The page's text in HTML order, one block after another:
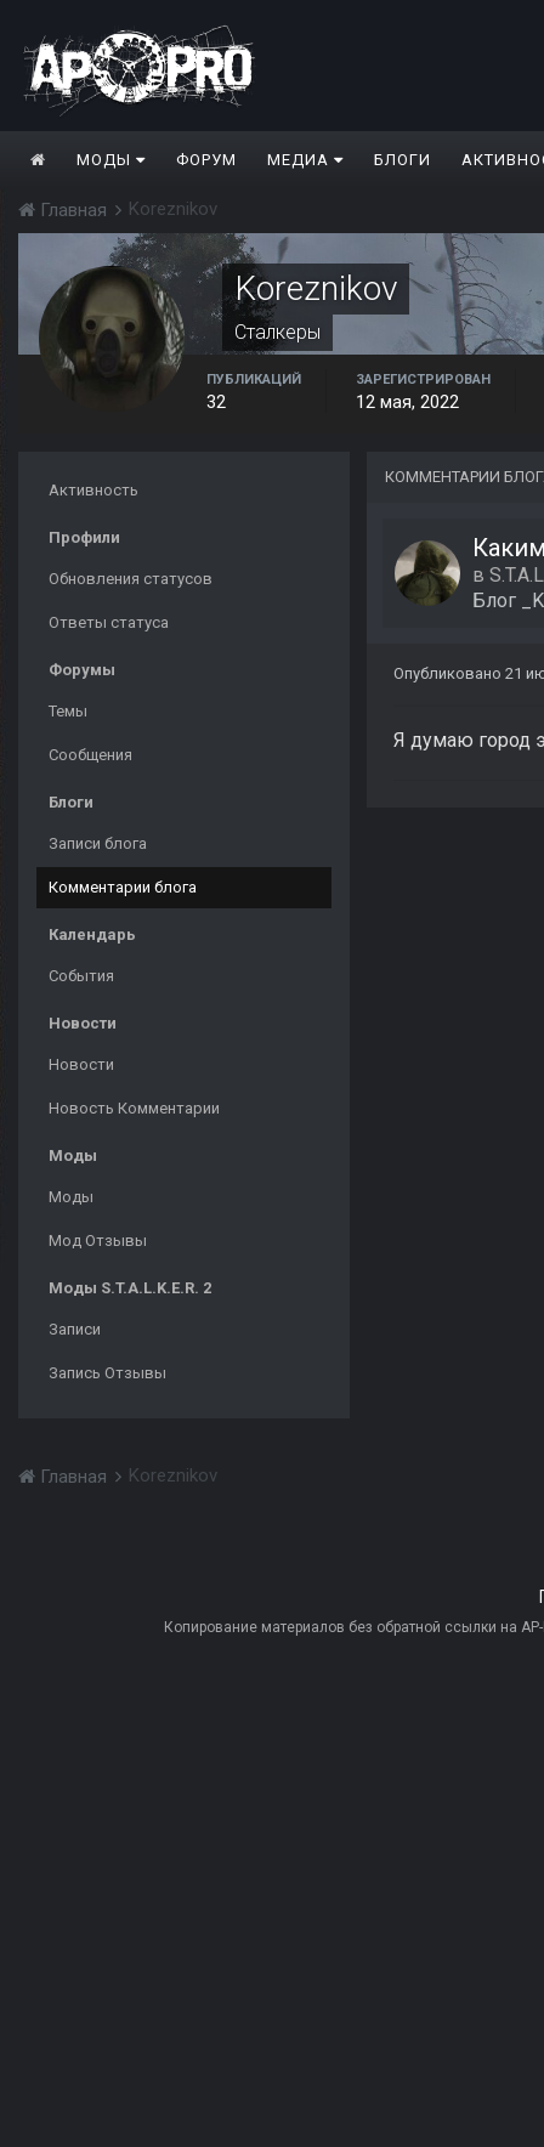
МОДЫ ФОРУМ МЕДИА БЛОГИ
Главная Koreznikov
Koreznikov
Сталкеры
ПУБЛИКАЦИЙ
32
ЗАРЕГИСТРИРОВАН
12 мая, 2022
Активность
Профили
Обновления статусов
Ответы статуса
Форумы
Темы
Сообщения
Блоги
Записи блога
Комментарии блога
Календарь
События
Новости
Новости
Новость Комментарии
Моды
Моды
Мод Отзывы
Моды S.T.A.L.K.E.R. 2
Записи
Запись Отзывы
КОММЕНТАРИИ
в
Блог
Опубликовано 21
Я думаю город
Главная Koreznikov
Копирование материалов без обратной ссылки на